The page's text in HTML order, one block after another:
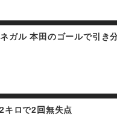
ガル 本田のゴールで引き
キロで2回無失点